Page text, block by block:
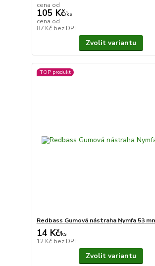
cena od
105 Kč/ks
cena od
87 Kč bez DPH
Zvolit variantu
TOP produkt
Redbass Gumová nástraha Nymfa 53
14 Kč/ks
12 Kč bez DPH
Zvolit variantu